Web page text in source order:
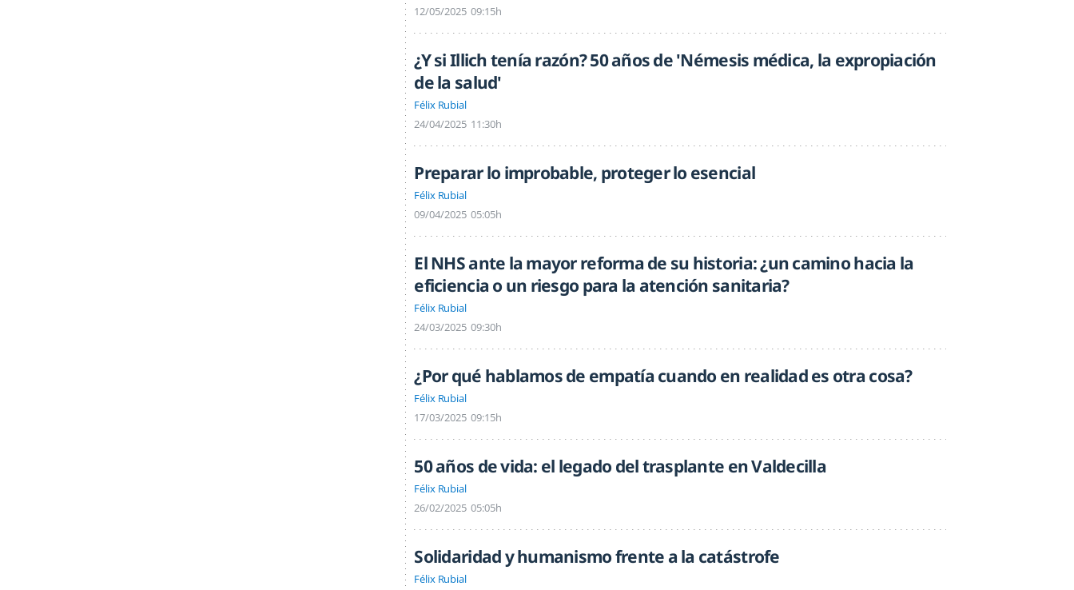
12/05/2025 09:15h
¿Y si Illich tenía razón? 50 años de 'Némesis médica, la expropiación
de la salud'
Félix Rubial
24/04/2025 11:30h
Preparar lo improbable, proteger lo esencial
Félix Rubial
09/04/2025 05:05h
El NHS ante la mayor reforma de su historia: ¿un camino hacia la
eficiencia o un riesgo para la atención sanitaria?
Félix Rubial
24/03/2025 09:30h
¿Por qué hablamos de empatía cuando en realidad es otra cosa?
Félix Rubial
17/03/2025 09:15h
50 años de vida: el legado del trasplante en Valdecilla
Félix Rubial
26/02/2025 05:05h
Solidaridad y humanismo frente a la catástrofe
Félix Rubial